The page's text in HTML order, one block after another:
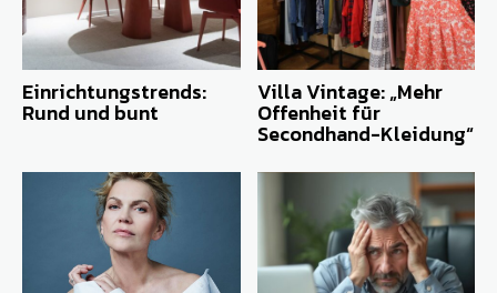
Einrichtungstrends:
Rund und bunt
Villa Vintage: „Mehr
Offenheit für
Secondhand-Kleidung“